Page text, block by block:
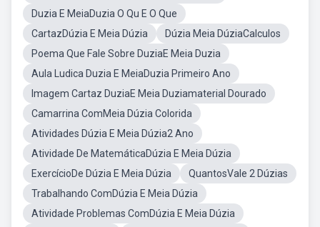
Duzia E MeiaDuzia O Qu E O Que
CartazDúzia E Meia Dúzia
Dúzia Meia DúziaCalculos
Poema Que Fale Sobre DuziaE Meia Duzia
Aula Ludica Duzia E MeiaDuzia Primeiro Ano
Imagem Cartaz DuziaE Meia Duziamaterial Dourado
Camarrina ComMeia Dúzia Colorida
Atividades Dúzia E Meia Dúzia2 Ano
Atividade De MatemáticaDúzia E Meia Dúzia
ExercícioDe Dúzia E Meia Dúzia
QuantosVale 2 Dúzias
Trabalhando ComDúzia E Meia Dúzia
Atividade Problemas ComDúzia E Meia Dúzia